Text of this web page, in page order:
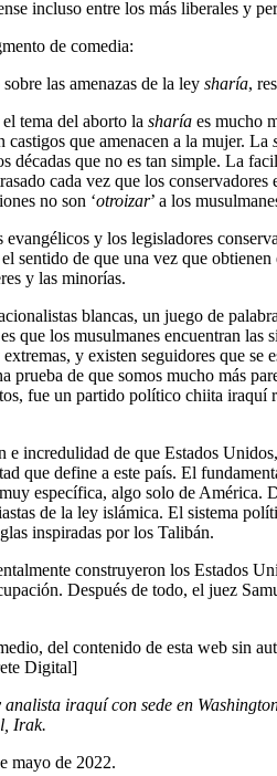
incluso entre los más liberales y
de comedia:
las amenazas de la ley sharía,
tema del aborto la sharía es mucho
que amenacen a la mujer. La
décadas que no es tan simple. La
cada vez que los
no son ‘otroizar’ a los
y los legisladores
sentido de que una vez que
y las minorías.
blancas, un juego de
los musulmanes encuentran las
y existen seguidores que se
de que somos mucho más
fue un partido político chiita iraquí
incredulidad de que Estados
que define a este país. El
específica, algo solo de América.
de la ley islámica. El sistema
inspiradas por los Talibán.
construyeron los Estados
Después de todo, el juez
del contenido de esta web sin
Digital]
iraquí con sede en
Irak.
mayo de 2022.